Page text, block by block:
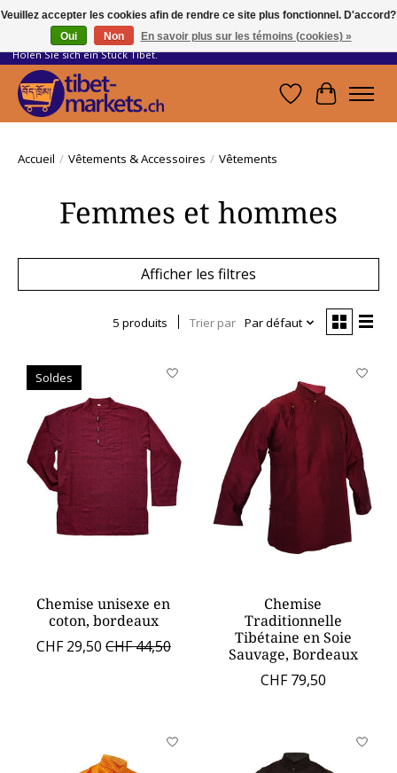
Handwerkskunst vom Dach der Welt.
Holen Sie sich ein Stück Tibet.
Liste dePanier
Accueil / Vêtements & Accessoires / Vêtements
Femmes et hommes
Afficher les filtres
5 produits Trier par Par défaut
Soldes
Chemise unisexe en
coton, bordeaux
CHF 29,50 CHF 44,50
Chemise
Traditionnelle
Tibétaine en Soie
Sauvage, Bordeaux
CHF 79,50
Veuillez accepter les cookies afin de rendre ce site plus fonctionnel. D'accord?
Oui
Non En savoir plus sur les témoins (cookies) »